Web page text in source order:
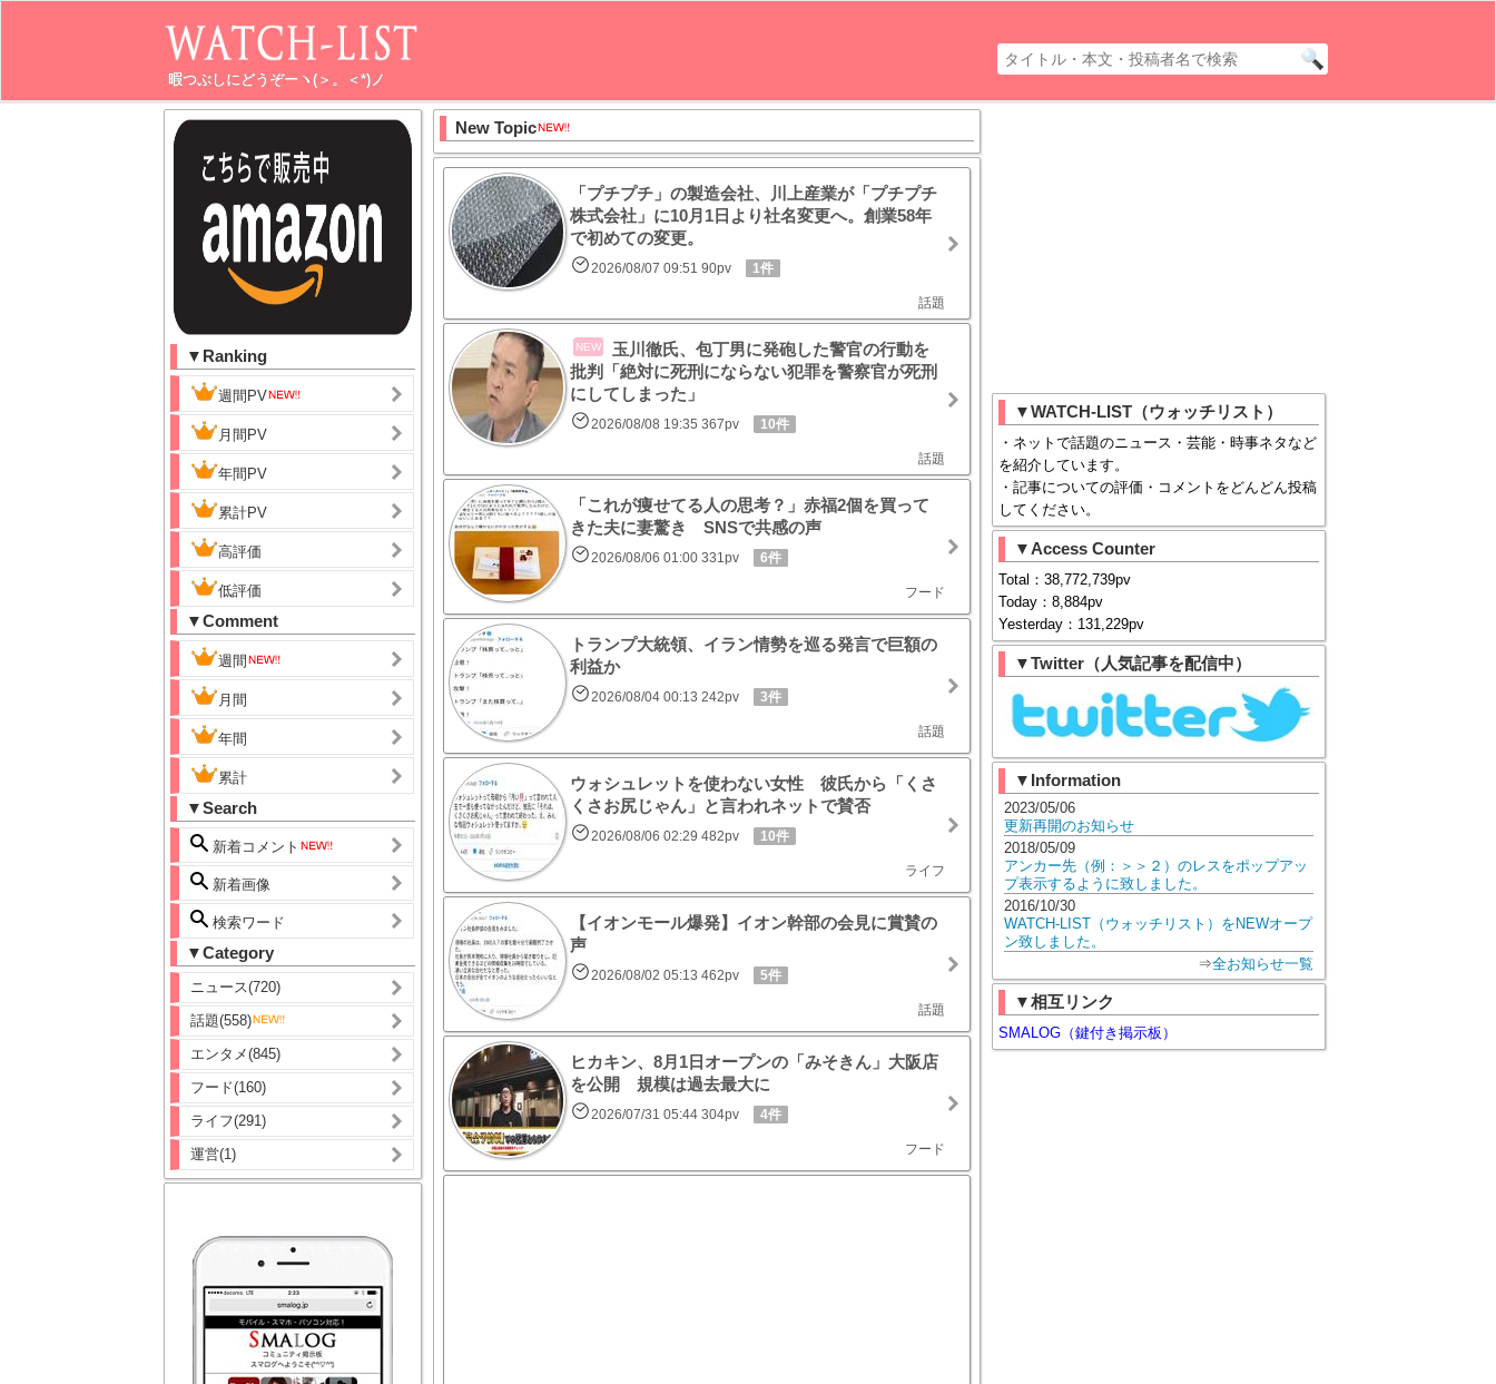
暇つぶしにどうぞーヽ(＞。＜*)ノ
▼Ranking
週間PV
月間PV
年間PV
累計PV
高評価
低評価
▼Comment
週間
月間
年間
累計
▼Search
新着コメント
新着画像
検索ワード
▼Category
ニュース(720)
話題(558)
エンタメ(845)
フード(160)
ライフ(291)
運営(1)
New Topic
「プチプチ」の製造会社、川上産業が「プチプチ
株式会社」に10月1日より社名変更へ。創業58年
で初めての変更。
2026/08/07 09:51 90pv 1件
話題
NEW
玉川徹氏、包丁男に発砲した警官の行動を
批判「絶対に死刑にならない犯罪を警察官が死刑
にしてしまった」
2026/08/08 19:35 367pv 10件
話題
「これが痩せてる人の思考？」赤福2個を買って
きた夫に妻驚き SNSで共感の声
2026/08/06 01:00 331pv 6件
フード
トランプ大統領、イラン情勢を巡る発言で巨額の
利益か
2026/08/04 00:13 242pv 3件
話題
ウォシュレットを使わない女性 彼氏から「くさ
くさお尻じゃん」と言われネットで賛否
2026/08/06 02:29 482pv 10件
ライフ
【イオンモール爆発】イオン幹部の会見に賞賛の
声
2026/08/02 05:13 462pv 5件
話題
ヒカキン、8月1日オープンの「みそきん」大阪店
を公開 規模は過去最大に
2026/07/31 05:44 304pv 4件
フード
▼WATCH-LIST（ウォッチリスト）
・ネットで話題のニュース・芸能・時事ネタなど
を紹介しています。
・記事についての評価・コメントをどんどん投稿
してください。
▼Access Counter
Total：38,772,739pv
Today：8,884pv
Yesterday：131,229pv
▼Twitter（人気記事を配信中）
▼Information
2023/05/06
更新再開のお知らせ
2018/05/09
アンカー先（例：＞＞２）のレスをポップアッ
プ表示するように致しました。
2016/10/30
WATCH-LIST（ウォッチリスト）をNEWオープ
ン致しました。
⇒全お知らせ一覧
▼相互リンク
SMALOG（鍵付き掲示板）